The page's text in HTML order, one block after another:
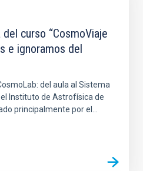
curso “CosmoViaje
e ignoramos del
del aula al Sistema
Instituto de Astrofísica de
principalmente por el...